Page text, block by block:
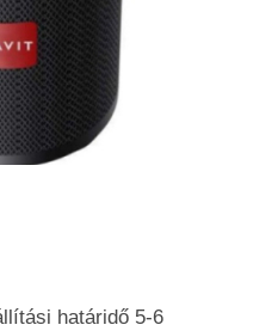
határidő 5-6